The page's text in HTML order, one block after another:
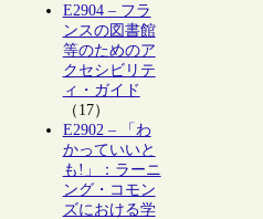
E2904 – フラ
ンスの図書館
等のためのア
クセシビリテ
ィ・ガイド
（17）
E2902 – 「わ
かっていいと
も!」：ラーニ
ング・コモン
ズにおける学